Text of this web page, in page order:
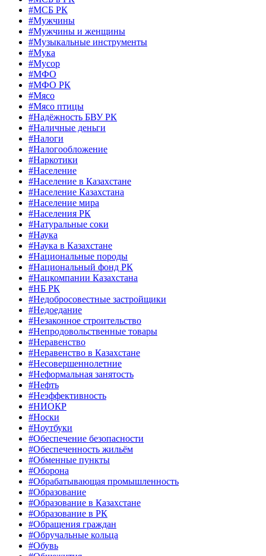
#МСБ РК
#Мужчины
#Мужчины и женщины
#Музыкальные инструменты
#Мука
#Мусор
#МФО
#МФО РК
#Мясо
#Мясо птицы
#Надёжность БВУ РК
#Наличные деньги
#Налоги
#Налогообложение
#Наркотики
#Население
#Население в Казахстане
#Население Казахстана
#Население мира
#Населения РК
#Натуральные соки
#Наука
#Наука в Казахстане
#Национальные породы
#Национальный фонд РК
#Нацкомпании Казахстана
#НБ РК
#Недобросовестные застройщики
#Недоедание
#Незаконное строительство
#Непродовольственные товары
#Неравенство
#Неравенство в Казахстане
#Несовершеннолетние
#Неформальная занятость
#Нефть
#Неэффективность
#НИОКР
#Носки
#Ноутбуки
#Обеспечение безопасности
#Обеспеченность жильём
#Обменные пункты
#Оборона
#Обрабатывающая промышленность
#Образование
#Образование в Казахстане
#Образование в РК
#Обращения граждан
#Обручальные кольца
#Обувь